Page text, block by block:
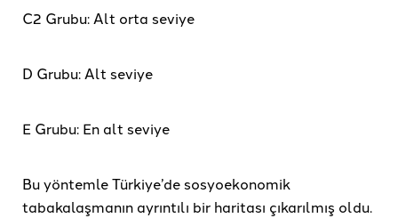
C2 Grubu: Alt orta seviye
D Grubu: Alt seviye
E Grubu: En alt seviye
Bu yöntemle Türkiye’de sosyoekonomik
tabakalaşmanın ayrıntılı bir haritası çıkarılmış oldu.